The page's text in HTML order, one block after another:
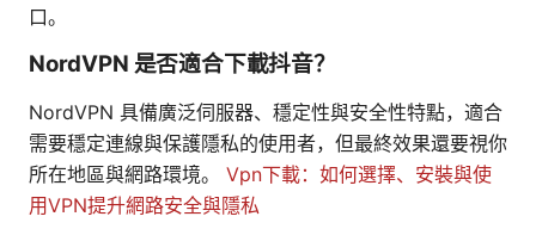
口。
NordVPN 是否適合下載抖音？
NordVPN 具備廣泛伺服器、穩定性與安全性特點，適合
需要穩定連線與保護隱私的使用者，但最終效果還要視你
所在地區與網路環境。 Vpn下載：如何選擇、安裝與使
用VPN提升網路安全與隱私